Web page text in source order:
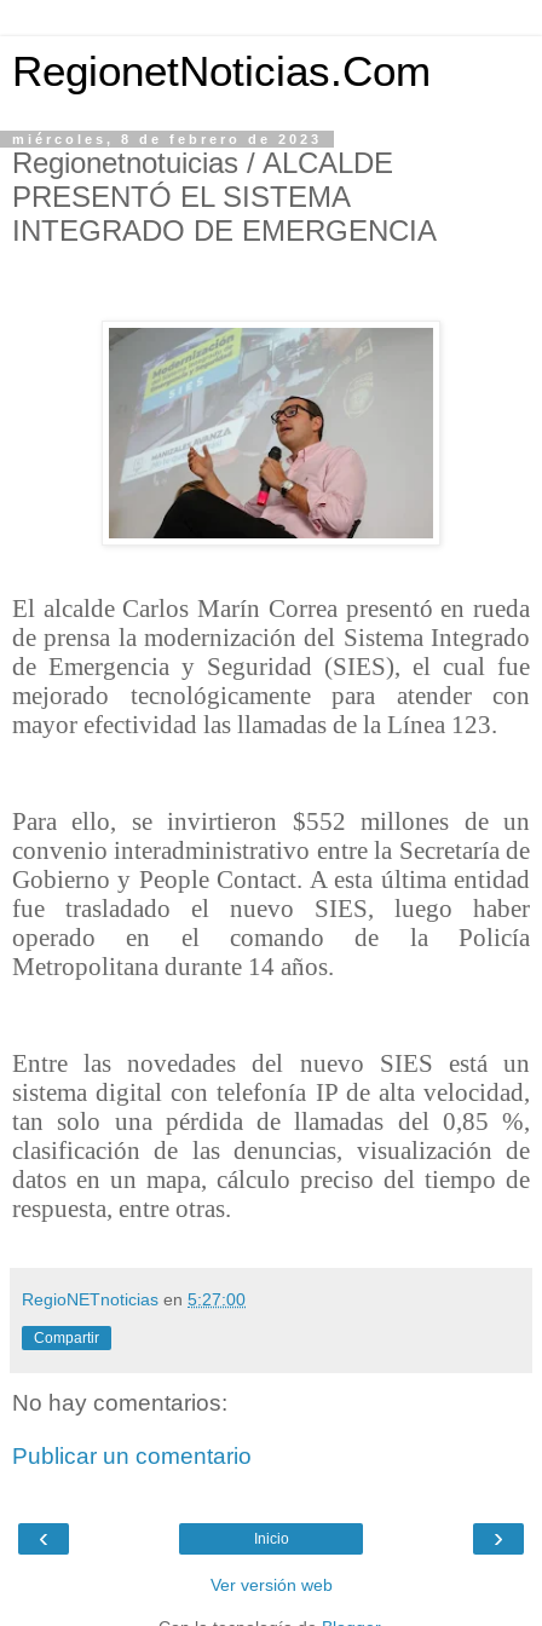
RegionetNoticias.Com
miércoles, 8 de febrero de 2023
Regionetnotuicias / ALCALDE
PRESENTÓ EL SISTEMA
INTEGRADO DE EMERGENCIA
El alcalde Carlos Marín Correa presentó en rueda
de prensa la modernización del Sistema Integrado
de Emergencia y Seguridad (SIES), el cual fue
mejorado tecnológicamente para atender con
mayor efectividad las llamadas de la Línea 123.
Para ello, se invirtieron $552 millones de un
convenio interadministrativo entre la Secretaría de
Gobierno y People Contact. A esta última entidad
fue trasladado el nuevo SIES, luego haber
operado en el comando de la Policía
Metropolitana durante 14 años.
Entre las novedades del nuevo SIES está un
sistema digital con telefonía IP de alta velocidad,
tan solo una pérdida de llamadas del 0,85 %,
clasificación de las denuncias, visualización de
datos en un mapa, cálculo preciso del tiempo de
respuesta, entre otras.
RegioNETnoticias en 5:27:00
Compartir
No hay comentarios:
Publicar un comentario
‹ ›
Inicio
Ver versión web